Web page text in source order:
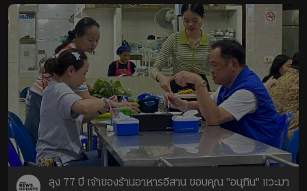
ลุง 77 ปี เจ้าของร้านอาหารอีสาน ขอบคุณ "อนุทิน" แวะมา